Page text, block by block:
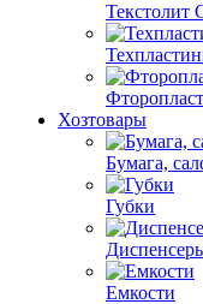
Текстолит
Хозтовары
Бумага,
Губки
Емкости